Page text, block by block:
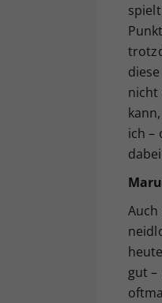
nicht
ich –
gut